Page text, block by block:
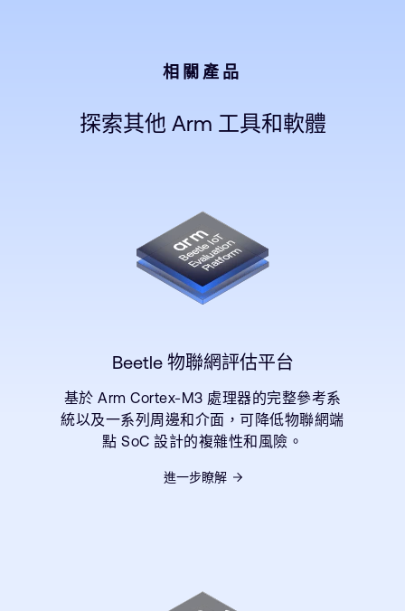
相關產品
探索其他 Arm 工具和軟體
Beetle 物聯網評估平台
基於 Arm Cortex-M3 處理器的完整參考系
統以及一系列周邊和介面，可降低物聯網端
點 SoC 設計的複雜性和風險。
進一步瞭解